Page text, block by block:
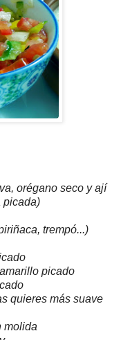
orégano seco y ají
picada)
trempó...)
picado
quieres más suave
molida